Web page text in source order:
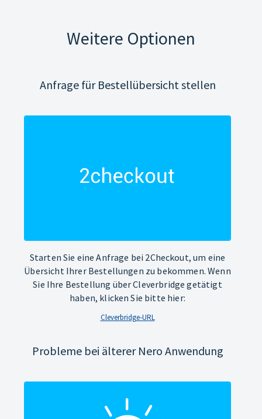
Weitere Optionen
Anfrage für Bestellübersicht stellen
Starten Sie eine Anfrage bei 2Checkout, um eine
Übersicht Ihrer Bestellungen zu bekommen. Wenn
Sie Ihre Bestellung über Cleverbridge getätigt
haben, klicken Sie bitte hier:
Cleverbridge-URL
Probleme bei älterer Nero Anwendung